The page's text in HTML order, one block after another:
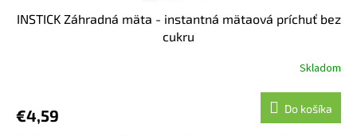
INSTICK Záhradná mäta - instantná mätaová príchuť bez
cukru
Skladom
€4,59 Do košíka